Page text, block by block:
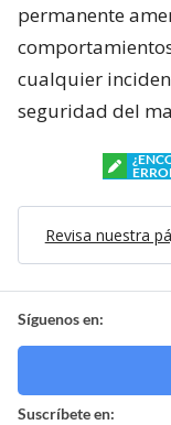
permanente
cualquier
seguridad del
Revisa nuestra
Síguenos en:
Suscríbete en: